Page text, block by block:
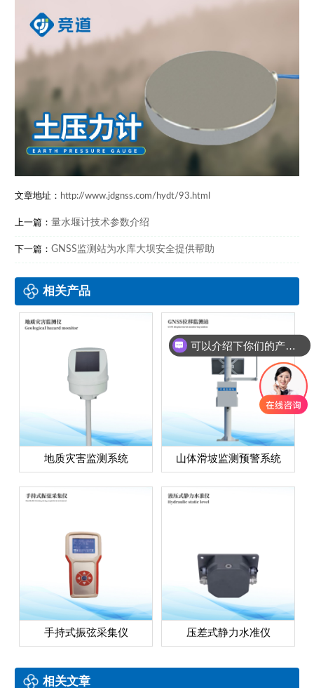
文章地址： http://www.jdgnss.com/hydt/93.html
上一篇： 量水堰计技术参数介绍
下一篇： GNSS监测站为水库大坝安全提供帮助
相关产品
地质灾害监测系统 山体滑坡监测预警系统
手持式振弦采集仪 压差式静力水准仪
相关文章
可以介绍下你们的产品么？